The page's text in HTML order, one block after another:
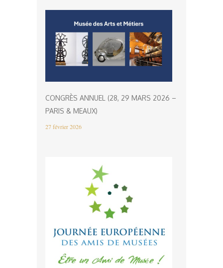
CONGRÈS ANNUEL (28, 29 MARS 2026 –
PARIS & MEAUX)
27 février 2026